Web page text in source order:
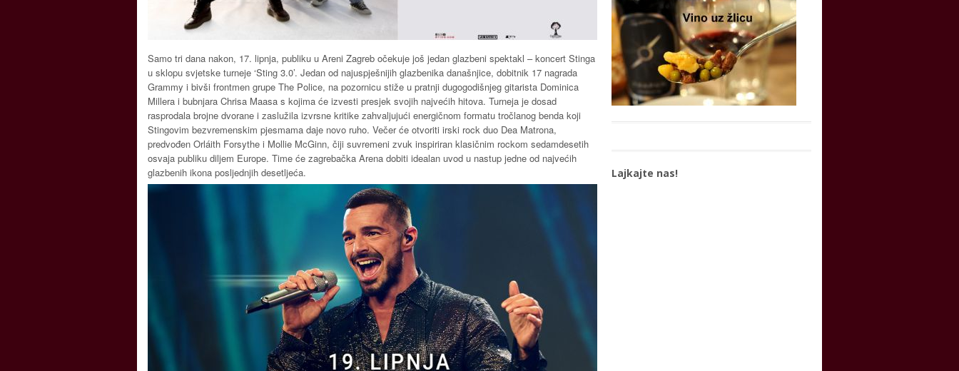
Samo tri dana nakon, 17. lipnja, publiku u Areni Zagreb očekuje još jedan glazbeni spektakl – koncert Stinga
u sklopu svjetske turneje ‘Sting 3.0’. Jedan od najuspješnijih glazbenika današnjice, dobitnik 17 nagrada
Grammy i bivši frontmen grupe The Police, na pozornicu stiže u pratnji dugogodišnjeg gitarista Dominica
Millera i bubnjara Chrisa Maasa s kojima će izvesti presjek svojih najvećih hitova. Turneja je dosad
rasprodala brojne dvorane i zaslužila izvrsne kritike zahvaljujući energičnom formatu tročlanog benda koji
Stingovim bezvremenskim pjesmama daje novo ruho. Večer će otvoriti irski rock duo Dea Matrona,
predvođen Orláith Forsythe i Mollie McGinn, čiji suvremeni zvuk inspiriran klasičnim rockom sedamdesetih
osvaja publiku diljem Europe. Time će zagrebačka Arena dobiti idealan uvod u nastup jedne od najvećih
glazbenih ikona posljednjih desetljeća.
Lajkajte nas!